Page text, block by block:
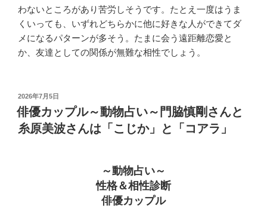
わないところがあり苦労しそうです。たとえ一度はうま
くいっても、いずれどちらかに他に好きな人ができてダ
メになるパターンが多そう。たまに会う遠距離恋愛と
か、友達としての関係が無難な相性でしょう。
投
稿
日:
2026年7月5日
俳優カップル～動物占い～門脇慎剛さんと
糸原美波さんは「こじか」と「コアラ」
～動物占い～
性格＆相性診断
俳優カップル